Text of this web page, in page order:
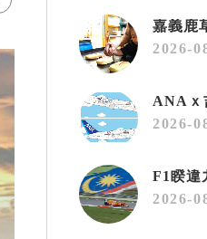
2026-
2026-
2026-